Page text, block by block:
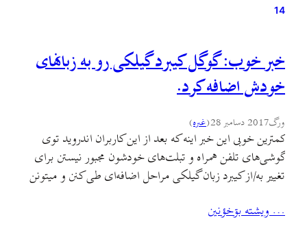
بحث قدیمی…
14
خبر خوب: گوگل کیبرد گیلکی رو به زبانهای
خودش اضافه کرد.
ورگ2017 دسامبر 28 (غىره)
کمترین خوبی این خبر اینه که بعد از این کاربران اندروید توی
گوشی‌های تلفن همراه و تبلت‌های خودشون مجبور نیستن برای
تغییر به/از کیبرد زبان گیلکی مراحل اضافه‌ای طی کنن و میتونن
خوبی‌های بزرگترش البته پیش رفتن چند گام مهم برای کمک
… ويشته بۊخؤنين